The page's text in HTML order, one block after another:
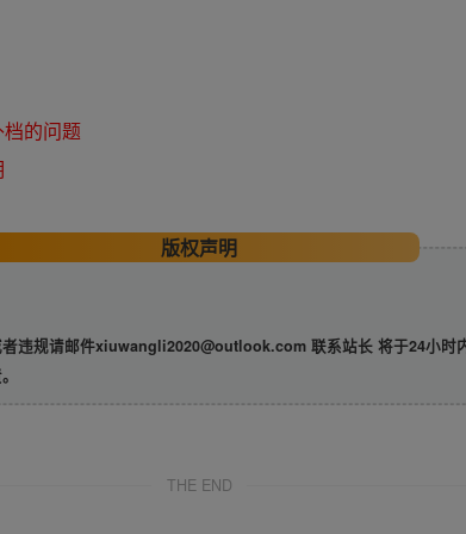
的问题
版权声明
违规请邮件xiuwangli2020@outlook.com 联系站长 将于24小时
THE END